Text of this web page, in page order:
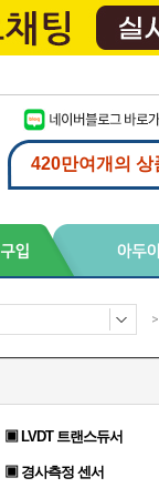
>
▣ LVDT 트랜스듀서
▣ 경사측정 센서